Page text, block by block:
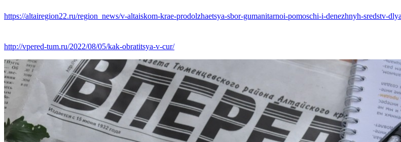
https://altairegion22.ru/region_news/v-altaiskom-krae-prodolzhaetsya-sbor-gumanitarnoi-pomoschi-i-denezhnyh-sredstv-
http://vpered-tum.ru/2022/08/05/kak-obratitsya-v-cur/